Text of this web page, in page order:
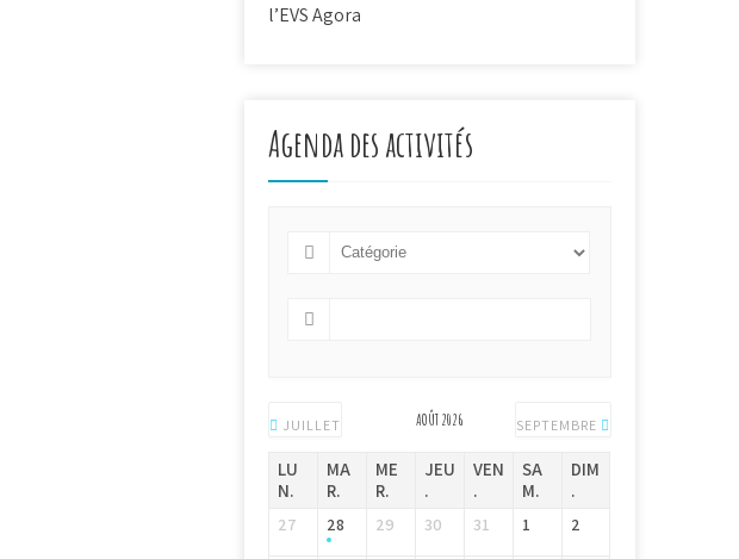
l’EVS Agora
Agenda des activités
JUILLET AOÛT 2026 SEPTEMBRE
LU
N.
MA
R.
ME
R.
JEU
.
VEN
.
SA
M.
DIM
.
27 28 29 30 31 1 2